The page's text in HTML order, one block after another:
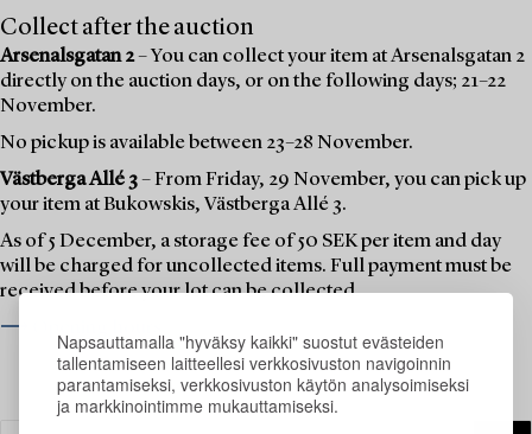
Napsauttamalla "hyväksy kaikki" suostut evästeiden
tallentamiseen laitteellesi verkkosivuston navigoinnin
parantamiseksi, verkkosivuston käytön analysoimiseksi
ja markkinointimme mukauttamiseksi.
Collect after the auction
Arsenalsgatan 2– You can collect your item at Arsenalsgatan 2
directly on the auction days, or on the following days; 21–22
November.
No pickup is available between 23–28 November.
Västberga Allé 3– From Friday, 29 November, you can pick up
your item at Bukowskis, Västberga Allé 3.
As of 5 December, a storage fee of 50 SEK per item and day
will be charged for uncollected items. Full payment must be
received before your lot can be collected.
⟶ Opening hours